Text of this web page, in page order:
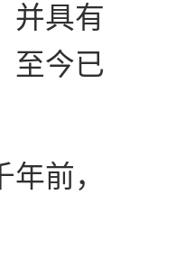
并具有
至今已
前，